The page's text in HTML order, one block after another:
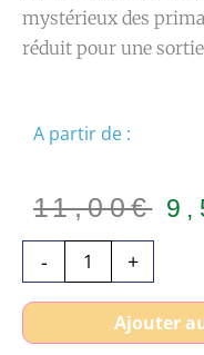
mystérieux des
réduit pour une
A partir de :
11,00€
-
quantité
de
Billet
pas
+
Ajouter